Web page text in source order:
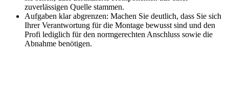
zuverlässigen Quelle stammen.
Aufgaben klar abgrenzen: Machen Sie deutlich, dass Sie sich
Ihrer Verantwortung für die Montage bewusst sind und den
Profi lediglich für den normgerechten Anschluss sowie die
Abnahme benötigen.